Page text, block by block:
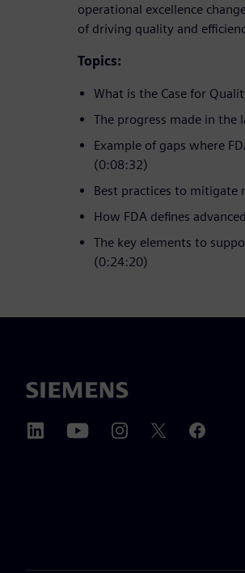
operational excellence
of driving quality and
Topics:
What is the Case for
The progress made in the
Example of gaps where
(0:08:32)
Best practices to
How FDA defines
The key elements to
(0:24:20)